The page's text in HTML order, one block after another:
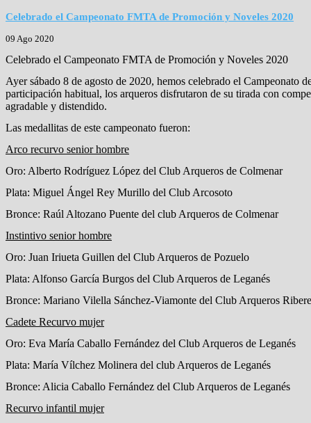
Celebrado el Campeonato FMTA de Promoción y Noveles 2020
09 Ago 2020
Celebrado el Campeonato FMTA de Promoción y Noveles 2020
Ayer sábado 8 de agosto de 2020, hemos celebrado el Campeonato
participación habitual, los arqueros disfrutaron de su tirada con
agradable y distendido.
Las medallitas de este campeonato fueron:
Arco recurvo senior hombre
Oro: Alberto Rodríguez López del Club Arqueros de Colmenar
Plata: Miguel Ángel Rey Murillo del Club Arcosoto
Bronce: Raúl Altozano Puente del club Arqueros de Colmenar
Instintivo senior hombre
Oro: Juan Iriueta Guillen del Club Arqueros de Pozuelo
Plata: Alfonso García Burgos del Club Arqueros de Leganés
Bronce: Mariano Vilella Sánchez-Viamonte del Club Arqueros
Cadete Recurvo mujer
Oro: Eva María Caballo Fernández del Club Arqueros de Leganés
Plata: María Vílchez Molinera del club Arqueros de Leganés
Bronce: Alicia Caballo Fernández del Club Arqueros de Leganés
Recurvo infantil mujer